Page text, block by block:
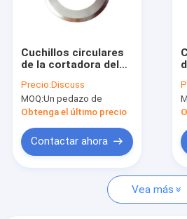
Viaje de la fábrica
Noticias
Pida una cita
Herramienta de carburo de
Cuchillos circulares
de la cortadora del
industrial de la
máquina que raja
Precio:Discuss
MOQ:Un pedazo de
Obtenga el último precio
Contactar ahora
Vea más